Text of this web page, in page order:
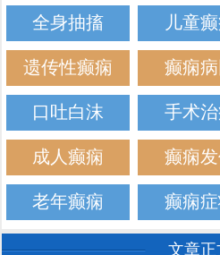
全身抽搐 儿童
遗传性癫痫 癫痫病
口吐白沫 手术
成人癫痫 癫痫
老年癫痫 癫痫
文章正